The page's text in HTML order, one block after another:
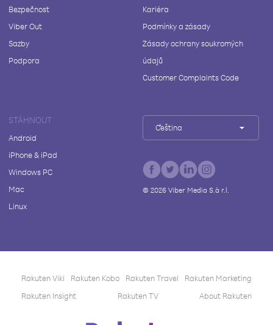
Bezpečnost
Viber Out
Sazby
Podpora
Kariéra
Podmínky a zásady
Zásady ochrany soukromých
údajů
Customer Complaints Code
STÁHNOUT
Android
iPhone & iPad
Windows PC
Mac
Linux
Čeština
© 2026Viber Media S.à r.l.
Rakuten Viki Rakuten Kobo Rakuten Travel
Rakuten Marketing
Rakuten Insight
Rakuten TV About Rakuten